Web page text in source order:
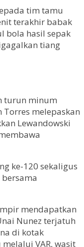
tim tamu
terakhir babak
bola hasil sepak
tiang
turun minum
Torres melepaskan
Lewandowski
ke-120 sekaligus
mendapatkan
Nunez terjatuh
di kotak
VAR, wasit